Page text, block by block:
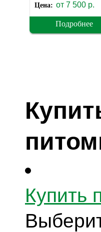
Цена: от 7 500 р.
Подробнее
Купить